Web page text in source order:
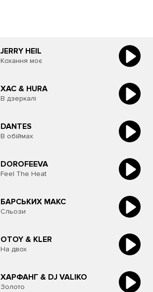
JERRY HEIL
Кохання моє
ХАС & HURA
В дзеркалі
DANTES
В обіймах
DOROFEEVA
Feel The Heat
БАРСЬКИХ МАКС
Сльози
OTOY & KLER
На двох
ХАРФАНГ & DJ VALIKO
Золото